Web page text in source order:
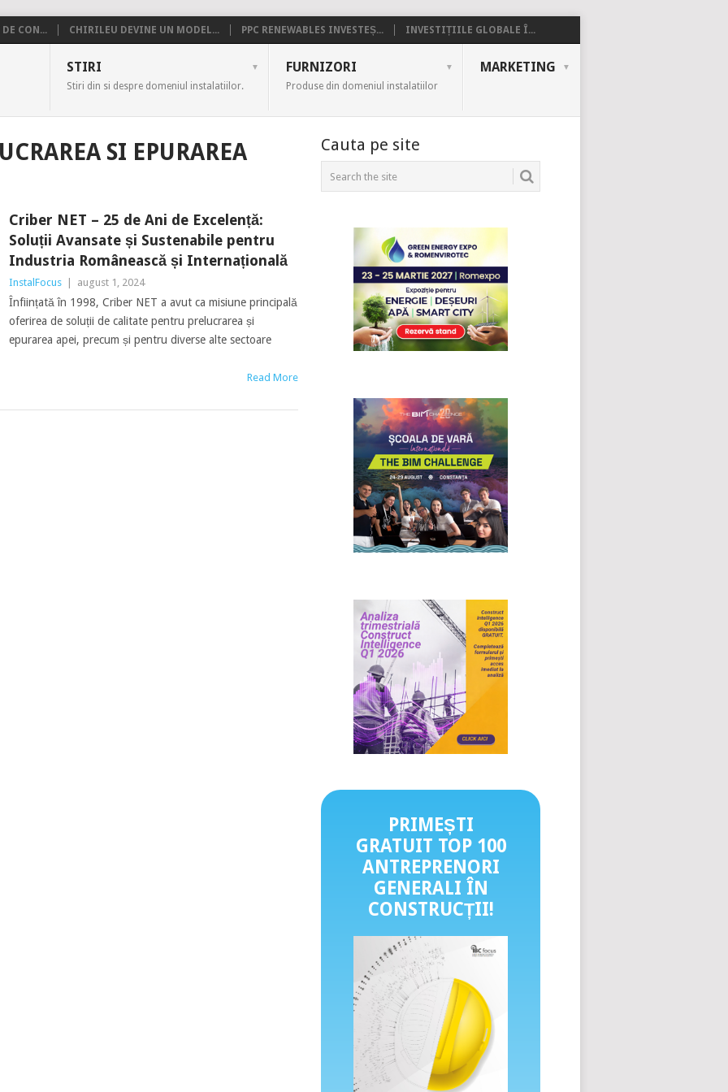
CON... CHIRILEU DEVINE UN MODEL... PPC RENEWABLES INVESTEȘ... INVESTIȚIILE GLOBALE Î...
STIRI
Stiri din si despre domeniul instalatiilor.
FURNIZORI
Produse din domeniul instalatiilor
MARKETING
SI EPURAREA
Criber NET – 25 de Ani de Excelență:
Soluții Avansate și Sustenabile pentru
Industria Românească și Internațională
InstalFocus august 1, 2024
Înființată în 1998, Criber NET a avut ca misiune principală
oferirea de soluții de calitate pentru prelucrarea și
epurarea apei, precum și pentru diverse alte sectoare
Read More
Cauta pe site
PRIMEȘTI
GRATUIT TOP 100
ANTREPRENORI
GENERALI ÎN
CONSTRUCȚII!